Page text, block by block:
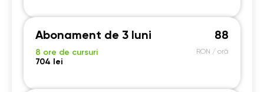
Abonament de 3 luni
8 ore de cursuri
704 lei
88
RON / oră